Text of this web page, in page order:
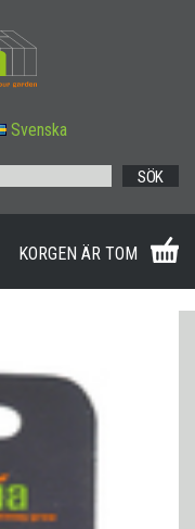
Svenska
SÖK
KORGEN ÄR TOM